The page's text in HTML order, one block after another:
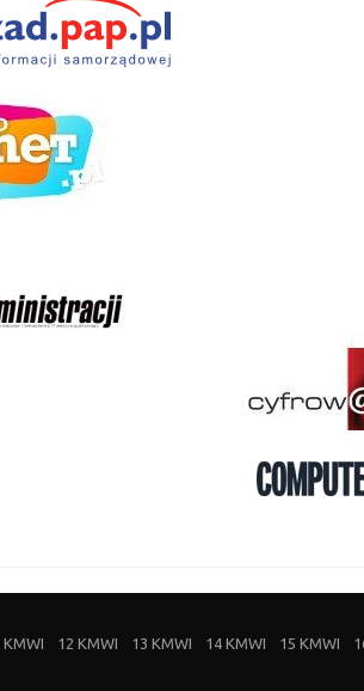
KMWI 12 KMWI 13 KMWI 14 KMWI 15 KMWI